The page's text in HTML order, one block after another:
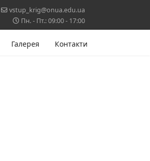
vstup_krig@onua.edu.ua
Пн. - Пт.: 09:00 - 17:00
Галерея Контакти